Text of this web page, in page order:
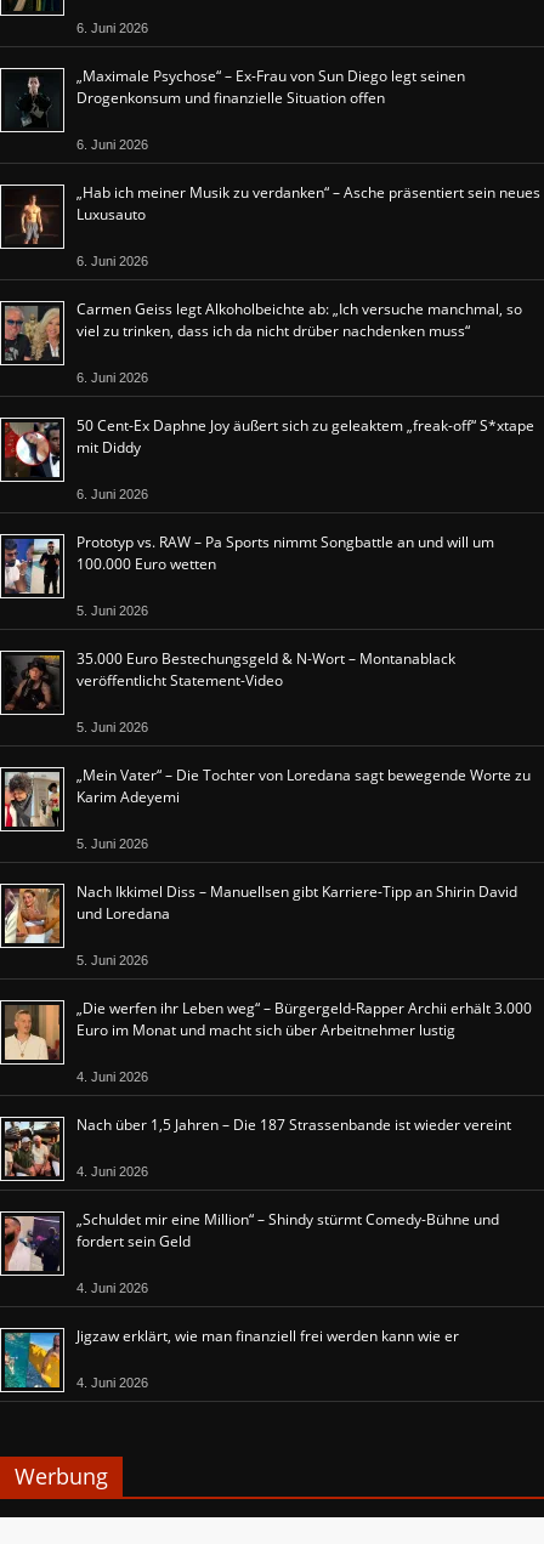
6. Juni 2026
„Maximale Psychose“ – Ex-Frau von Sun Diego legt seinen
Drogenkonsum und finanzielle Situation offen
6. Juni 2026
„Hab ich meiner Musik zu verdanken“ – Asche präsentiert sein neues
Luxusauto
6. Juni 2026
Carmen Geiss legt Alkoholbeichte ab: „Ich versuche manchmal, so
viel zu trinken, dass ich da nicht drüber nachdenken muss“
6. Juni 2026
50 Cent-Ex Daphne Joy äußert sich zu geleaktem „freak-off“ S*xtape
mit Diddy
6. Juni 2026
Prototyp vs. RAW – Pa Sports nimmt Songbattle an und will um
100.000 Euro wetten
5. Juni 2026
35.000 Euro Bestechungsgeld & N-Wort – Montanablack
veröffentlicht Statement-Video
5. Juni 2026
„Mein Vater“ – Die Tochter von Loredana sagt bewegende Worte zu
Karim Adeyemi
5. Juni 2026
Nach Ikkimel Diss – Manuellsen gibt Karriere-Tipp an Shirin David
und Loredana
5. Juni 2026
„Die werfen ihr Leben weg“ – Bürgergeld-Rapper Archii erhält 3.000
Euro im Monat und macht sich über Arbeitnehmer lustig
4. Juni 2026
Nach über 1,5 Jahren – Die 187 Strassenbande ist wieder vereint
4. Juni 2026
„Schuldet mir eine Million“ – Shindy stürmt Comedy-Bühne und
fordert sein Geld
4. Juni 2026
Jigzaw erklärt, wie man finanziell frei werden kann wie er
4. Juni 2026
Werbung